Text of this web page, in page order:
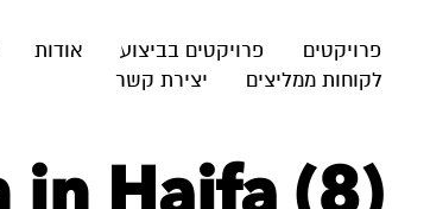
פרויקטים פרויקטים בביצוע אודות
לקוחות ממליצים
יצירת קשר
in Haifa (8)